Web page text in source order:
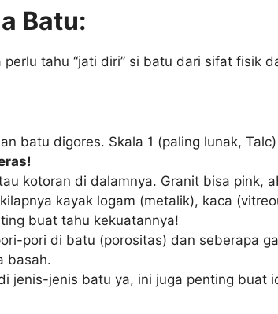
Batu:
tahu “jati diri” si batu dari sifat fisik
batu digores. Skala 1 (paling lunak,
kotoran di dalamnya. Granit bisa
kayak logam (metalik), kaca
buat tahu kekuatannya!
pori di batu (porositas) dan seberapa
basah.
jenis-jenis batu ya, ini juga penting buat